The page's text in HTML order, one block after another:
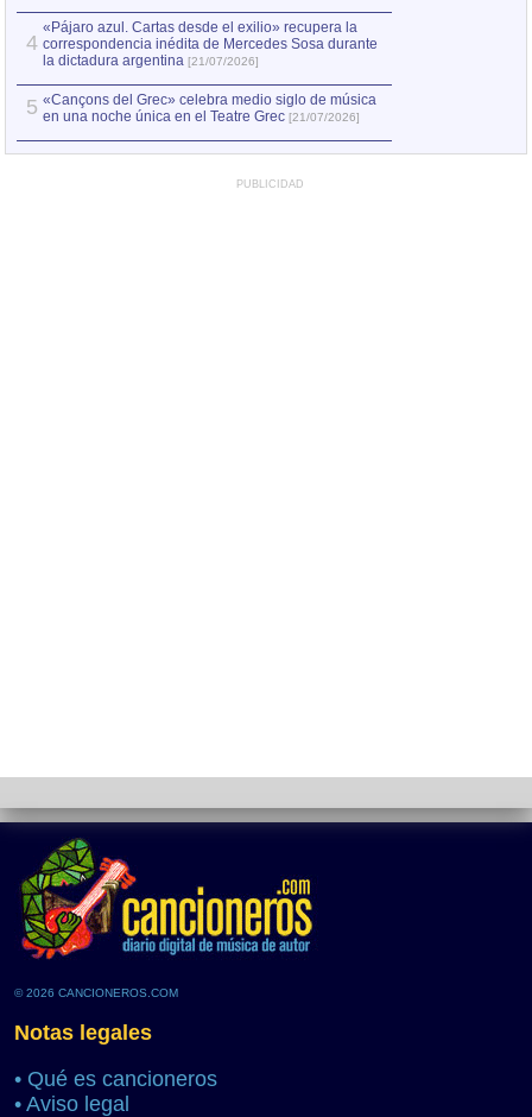
4
«Pájaro azul. Cartas desde el exilio» recupera la
correspondencia inédita de Mercedes Sosa durante
la dictadura argentina [21/07/2026]
5 «Cançons del Grec» celebra medio siglo de música
en una noche única en el Teatre Grec [21/07/2026]
PUBLICIDAD
© 2026 CANCIONEROS.COM
Notas legales
• Qué es cancioneros
• Aviso legal